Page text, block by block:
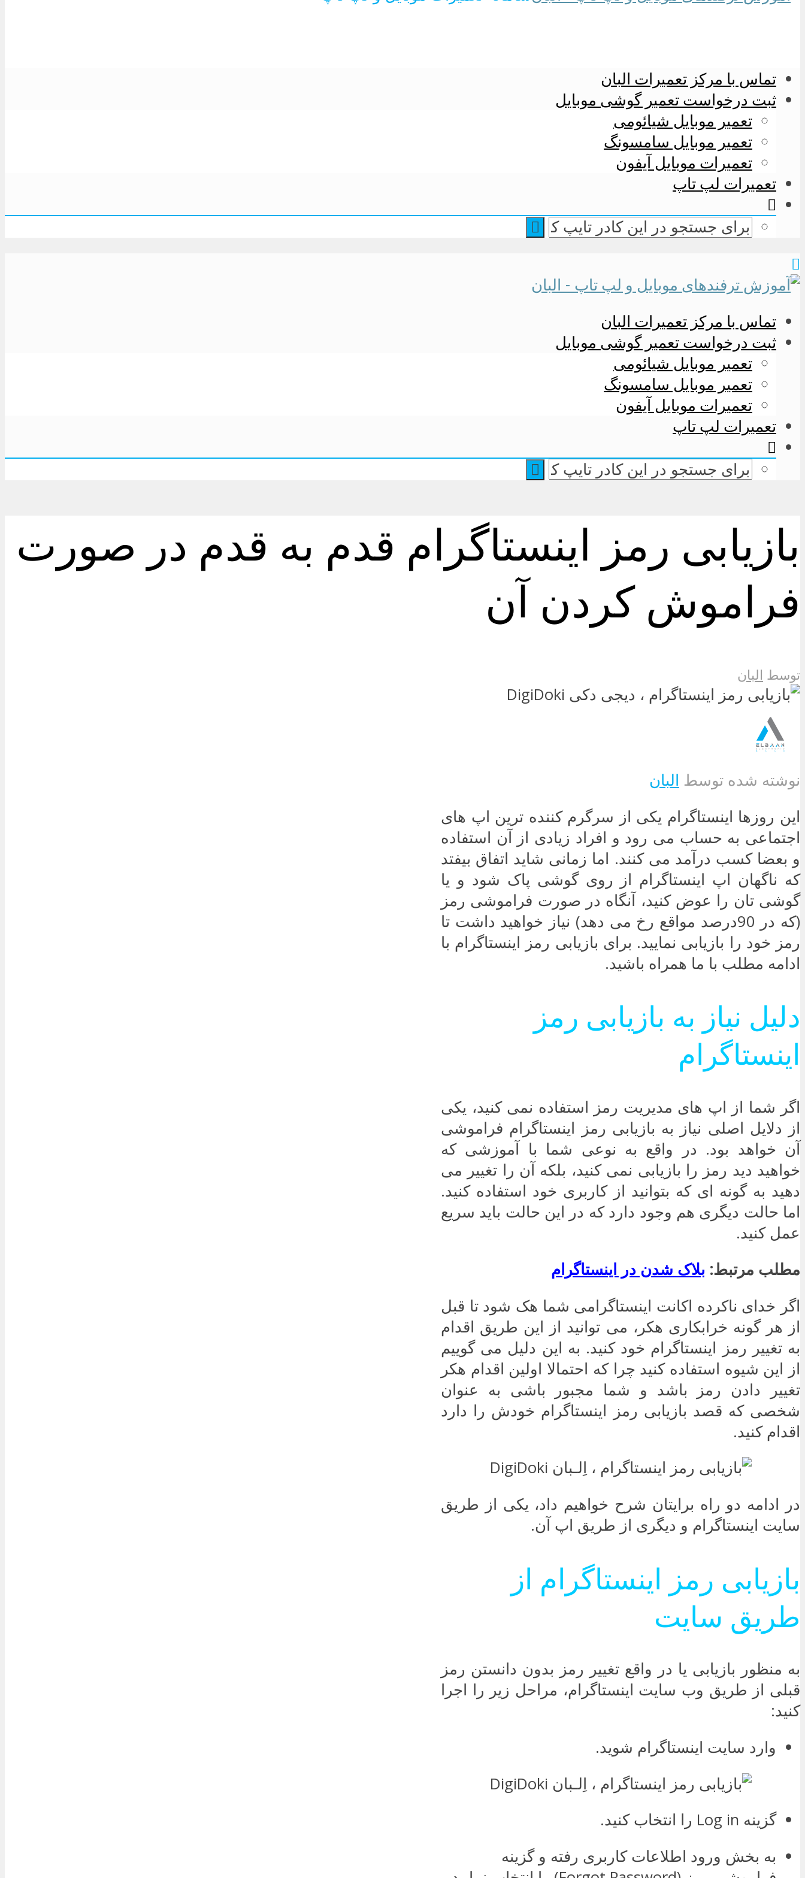
تماس با مرکز تعمیرات البان
ثبت درخواست تعمیر گوشی موبایل
تعمیر موبایل شیائومی
تعمیر موبایل سامسونگ
تعمیرات موبایل آیفون
تعمیرات لپ تاپ
تماس با مرکز تعمیرات البان
ثبت درخواست تعمیر گوشی موبایل
تعمیر موبایل شیائومی
تعمیر موبایل سامسونگ
تعمیرات موبایل آیفون
تعمیرات لپ تاپ
بازیابی رمز اینستاگرام قدم به قدم در صورت
فراموش کردن آن
توسط البان
نوشته شده توسط البان
این روزها اینستاگرام یکی از سرگرم کننده ترین اپ های
اجتماعی به حساب می رود و افراد زیادی از آن استفاده
و بعضا کسب درآمد می کنند. اما زمانی شاید اتفاق بیفتد
که ناگهان اپ اینستاگرام از روی گوشی پاک شود و یا
گوشی تان را عوض کنید، آنگاه در صورت فراموشی رمز
(که در 90درصد مواقع رخ می دهد) نیاز خواهید داشت تا
رمز خود را بازیابی نمایید. برای بازیابی رمز اینستاگرام با
ادامه مطلب با ما همراه باشید.
دلیل نیاز به بازیابی رمز
اینستاگرام
اگر شما از اپ های مدیریت رمز استفاده نمی کنید، یکی
از دلایل اصلی نیاز به بازیابی رمز اینستاگرام فراموشی
آن خواهد بود. در واقع به نوعی شما با آموزشی که
خواهید دید رمز را بازیابی نمی کنید، بلکه آن را تغییر می
دهید به گونه ای که بتوانید از کاربری خود استفاده کنید.
اما حالت دیگری هم وجود دارد که در این حالت باید سریع
عمل کنید.
مطلب مرتبط: بلاک شدن در اینستاگرام
اگر خدای ناکرده اکانت اینستاگرامی شما هک شود تا قبل
از هر گونه خرابکاری هکر، می توانید از این طریق اقدام
به تغییر رمز اینستاگرام خود کنید. به این دلیل می گوییم
از این شیوه استفاده کنید چرا که احتمالا اولین اقدام هکر
تغییر دادن رمز باشد و شما مجبور باشی به عنوان
شخصی که قصد بازیابی رمز اینستاگرام خودش را دارد
اقدام کنید.
در ادامه دو راه برایتان شرح خواهیم داد، یکی از طریق
سایت اینستاگرام و دیگری از طریق اپ آن.
بازیابی رمز اینستاگرام از
طریق سایت
به منظور بازیابی یا در واقع تغییر رمز بدون دانستن رمز
قبلی از طریق وب سایت اینستاگرام، مراحل زیر را اجرا
کنید:
وارد سایت اینستاگرام شوید.
گزینه Log in را انتخاب کنید.
به بخش ورود اطلاعات کاربری رفته و گزینه